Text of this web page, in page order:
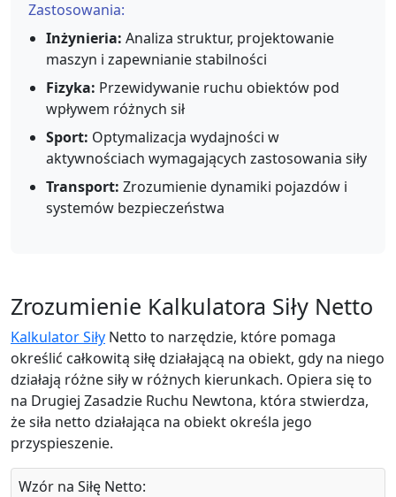
Zastosowania:
Inżynieria: Analiza struktur, projektowanie
maszyn i zapewnianie stabilności
Fizyka: Przewidywanie ruchu obiektów pod
wpływem różnych sił
Sport: Optymalizacja wydajności w
aktywnościach wymagających zastosowania siły
Transport: Zrozumienie dynamiki pojazdów i
systemów bezpieczeństwa
Zrozumienie Kalkulatora Siły Netto
Kalkulator Siły Netto to narzędzie, które pomaga
określić całkowitą siłę działającą na obiekt, gdy na niego
działają różne siły w różnych kierunkach. Opiera się to
na Drugiej Zasadzie Ruchu Newtona, która stwierdza,
że siła netto działająca na obiekt określa jego
przyspieszenie.
Wzór na Siłę Netto: